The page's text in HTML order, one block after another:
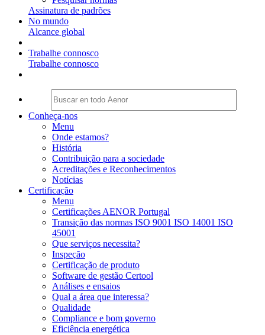
Assinatura de padrões
No mundo
Alcance global
Trabalhe connosco
Trabalhe connosco
Conheça-nos
Menu
Onde estamos?
História
Contribuição para a sociedade
Acreditações e Reconhecimentos
Notícias
Certificação
Menu
Certificações AENOR Portugal
Transição das normas ISO 9001 ISO 14001 ISO
45001
Que serviços necessita?
Inspeção
Certificação de produto
Software de gestão Certool
Análises e ensaios
Qual a área que interessa?
Qualidade
Compliance e bom governo
Eficiência energética